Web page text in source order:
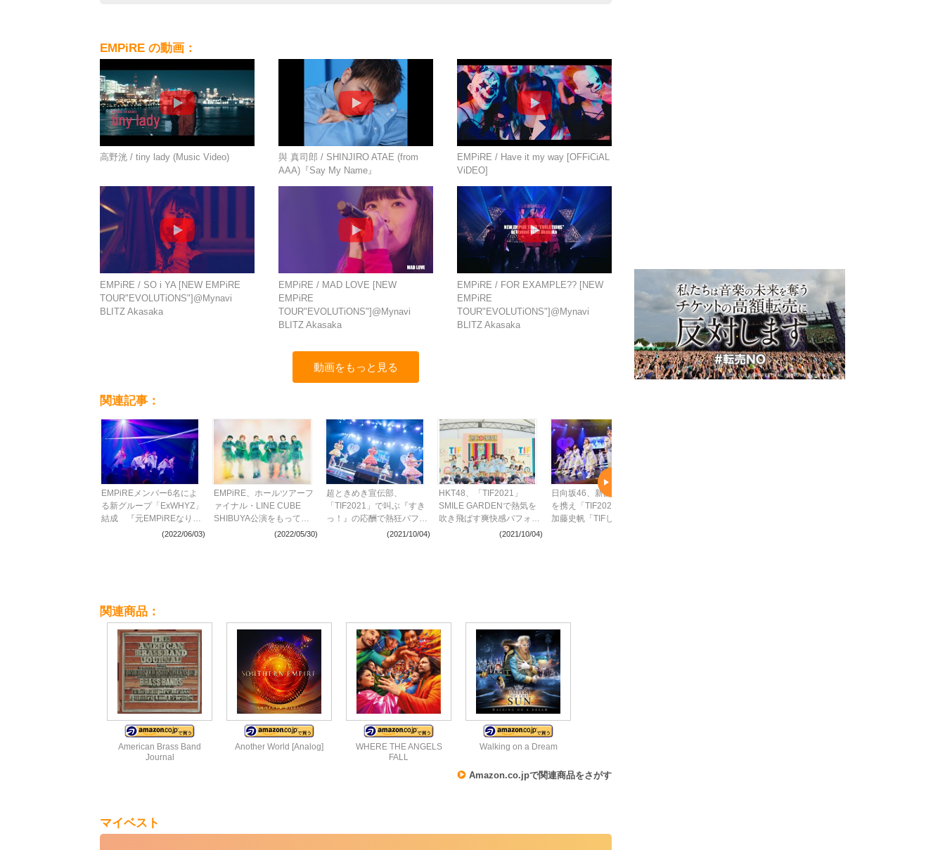
EMPiRE の動画：
高野洸 / tiny lady (Music Video)
與 真司郎 / SHINJIRO ATAE (from
AAA)『Say My Name』
EMPiRE / Have it my way [OFFiCiAL
ViDEO]
EMPiRE / SO i YA [NEW EMPiRE
TOUR"EVOLUTiONS"]@Mynavi
BLITZ Akasaka
EMPiRE / MAD LOVE [NEW
EMPiRE
TOUR"EVOLUTiONS"]@Mynavi
BLITZ Akasaka
EMPiRE / FOR EXAMPLE?? [NEW
EMPiRE
TOUR"EVOLUTiONS"]@Mynavi
BLITZ Akasaka
動画をもっと見る
関連記事：
EMPiREメンバー6名によ
る新グループ「ExWHYZ」
結成 『元EMPiREなりの
ラストツアー』の開催も発
(2022/06/03)
EMPiRE、ホールツアーフ
ァイナル・LINE CUBE
SHIBUYA公演をもって解
(2022/05/30)
超ときめき宣伝部、
「TIF2021」で叫ぶ『すき
っ！』の応酬で熱狂パフォ
(2021/10/04)
HKT48、「TIF2021」
SMILE GARDENで熱気を
吹き飛ばす爽快感パフォー
(2021/10/04)
日向坂46、新曲『ってか』
を携え「TIF2021」に出演!
加藤史帆「TIFしか勝た
関連商品：
American Brass Band
Journal
Another World [Analog]
WHERE THE ANGELS
FALL
Walking on a Dream
Amazon.co.jpで関連商品をさがす
マイベスト